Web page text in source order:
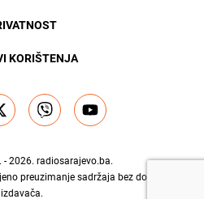
KORIŠTENJA
- 2026. radiosarajevo.ba.
preuzimanje sadržaja bez dozvole
izdavača.